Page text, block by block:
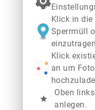
Klick in die
Sperrmüll
Klick
an um
star
Oben
anlegen.